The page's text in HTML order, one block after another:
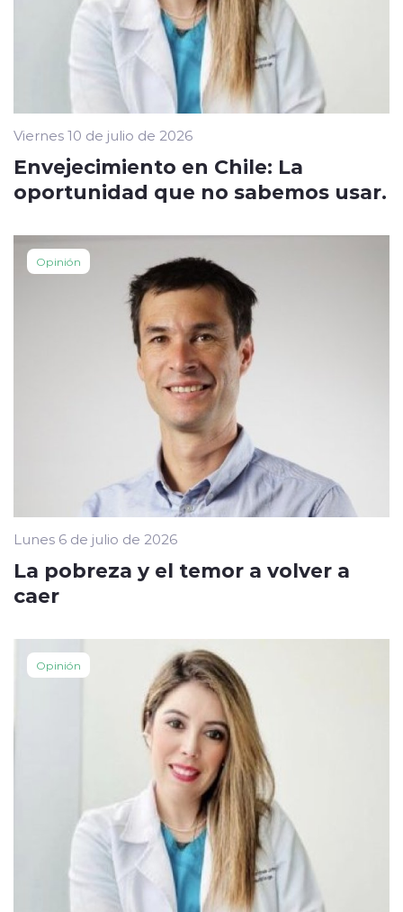
Viernes 10 de julio de 2026
Envejecimiento en Chile: La
oportunidad que no sabemos usar.
Opinión
Lunes 6 de julio de 2026
La pobreza y el temor a volver a
caer
Opinión